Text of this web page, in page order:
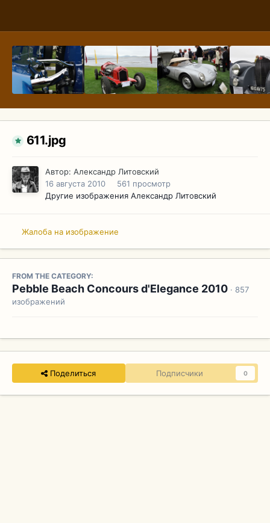
611.jpg
Автор: Александр Литовский
16 августа 2010
561 просмотр
Другие изображения Александр Литовский
Жалоба на изображение
FROM THE CATEGORY:
Pebble Beach Concours d'Elegance 2010 · 857
изображений
Поделиться Подписчики 0